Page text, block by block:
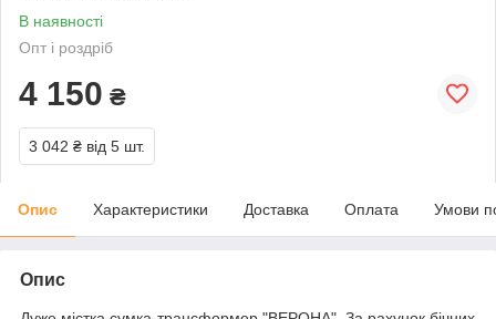
В наявності
Опт і роздріб
4 150 ₴
3 042 ₴ від 5 шт.
Опис Характеристики Доставка Оплата Умови
Опис